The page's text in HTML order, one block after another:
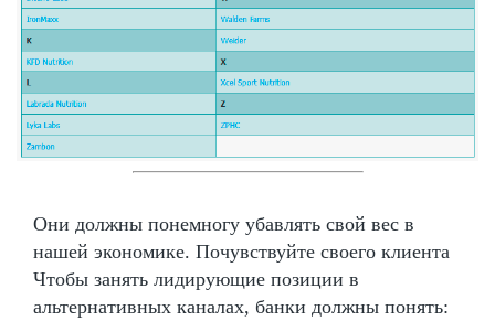
Они должны понемногу убавлять свой вес в
нашей экономике. Почувствуйте своего клиента
Чтобы занять лидирующие позиции в
альтернативных каналах, банки должны понять: